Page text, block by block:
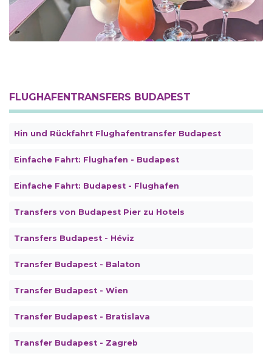
FLUGHAFENTRANSFERS BUDAPEST
Hin und Rückfahrt Flughafentransfer Budapest
Einfache Fahrt: Flughafen - Budapest
Einfache Fahrt: Budapest - Flughafen
Transfers von Budapest Pier zu Hotels
Transfers Budapest - Héviz
Transfer Budapest - Balaton
Transfer Budapest - Wien
Transfer Budapest - Bratislava
Transfer Budapest - Zagreb